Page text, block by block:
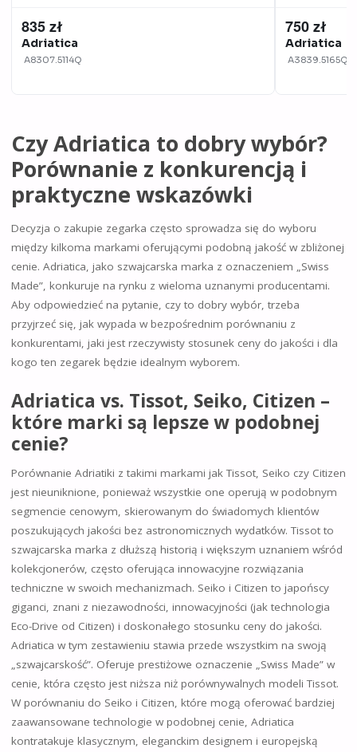
835 zł
Adriatica
A8307.5114Q
750 zł
Adriatica
A3839.5165Q
Czy Adriatica to dobry wybór?
Porównanie z konkurencją i
praktyczne wskazówki
Decyzja o zakupie zegarka często sprowadza się do wyboru
między kilkoma markami oferującymi podobną jakość w zbliżonej
cenie. Adriatica, jako szwajcarska marka z oznaczeniem „Swiss
Made”, konkuruje na rynku z wieloma uznanymi producentami.
Aby odpowiedzieć na pytanie, czy to dobry wybór, trzeba
przyjrzeć się, jak wypada w bezpośrednim porównaniu z
konkurentami, jaki jest rzeczywisty stosunek ceny do jakości i dla
kogo ten zegarek będzie idealnym wyborem.
Adriatica vs. Tissot, Seiko, Citizen –
które marki są lepsze w podobnej
cenie?
Porównanie Adriatiki z takimi markami jak Tissot, Seiko czy Citizen
jest nieuniknione, ponieważ wszystkie one operują w podobnym
segmencie cenowym, skierowanym do świadomych klientów
poszukujących jakości bez astronomicznych wydatków. Tissot to
szwajcarska marka z dłuższą historią i większym uznaniem wśród
kolekcjonerów, często oferująca innowacyjne rozwiązania
techniczne w swoich mechanizmach. Seiko i Citizen to japońscy
giganci, znani z niezawodności, innowacyjności (jak technologia
Eco-Drive od Citizen) i doskonałego stosunku ceny do jakości.
Adriatica w tym zestawieniu stawia przede wszystkim na swoją
„szwajcarskość”. Oferuje prestiżowe oznaczenie „Swiss Made” w
cenie, która często jest niższa niż porównywalnych modeli Tissot.
W porównaniu do Seiko i Citizen, które mogą oferować bardziej
zaawansowane technologie w podobnej cenie, Adriatica
kontratakuje klasycznym, eleganckim designem i europejską